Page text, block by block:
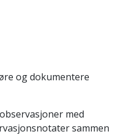
og dokumentere
med
sammen